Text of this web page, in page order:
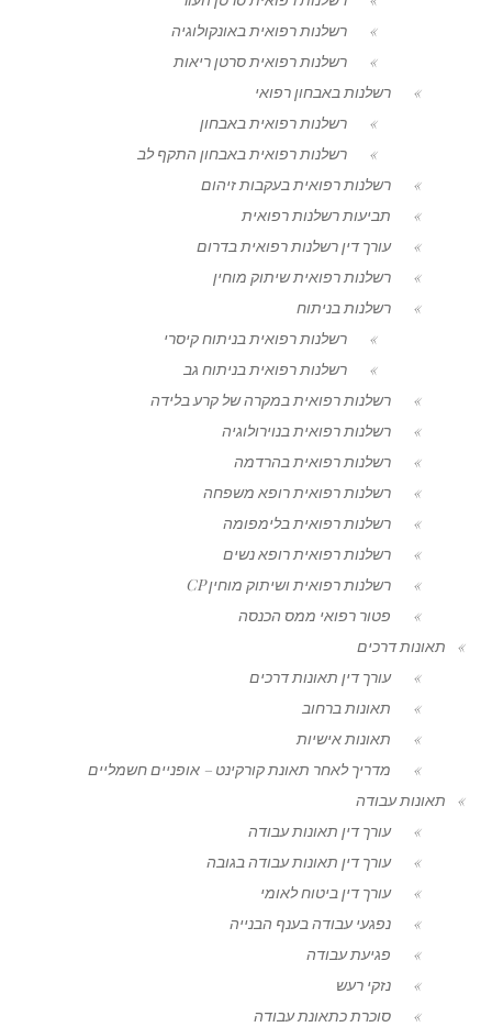
רשלנות רפואית באונקולוגיה
רשלנות רפואית סרטן ריאות
רשלנות באבחון רפואי
רשלנות רפואית באבחון
רשלנות רפואית באבחון התקף לב
רשלנות רפואית בעקבות זיהום
תביעות רשלנות רפואית
עורך דין רשלנות רפואית בדרום
רשלנות רפואית שיתוק מוחין
רשלנות בניתוח
רשלנות רפואית בניתוח קיסרי
רשלנות רפואית בניתוח גב
רשלנות רפואית במקרה של קרע בלידה
רשלנות רפואית בנוירולוגיה
רשלנות רפואית בהרדמה
רשלנות רפואית רופא משפחה
רשלנות רפואית בלימפומה
רשלנות רפואית רופא נשים
רשלנות רפואית ושיתוק מוחין CP
פטור רפואי ממס הכנסה
תאונות דרכים
עורך דין תאונות דרכים
תאונות ברחוב
תאונות אישיות
מדריך לאחר תאונת קורקינט – אופניים חשמליים
תאונות עבודה
עורך דין תאונות עבודה
עורך דין תאונות עבודה בגובה
עורך דין ביטוח לאומי
נפגעי עבודה בענף הבנייה
פגיעת עבודה
נזקי רעש
סוכרת כתאונת עבודה